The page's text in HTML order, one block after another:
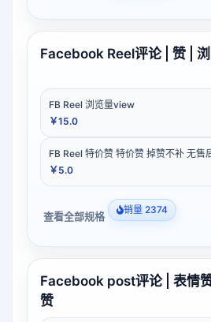
Facebook Reel评论 | 赞 |
FB Reel 浏览量view
￥15.0
FB Reel 特价赞 特价赞 掉赞不补 无售
￥5.0
查看全部规格 销量 2374
Facebook post评论 | 表情
赞